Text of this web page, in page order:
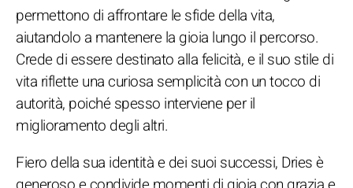
permettono di affrontare le sfide della vita,
aiutandolo a mantenere la gioia lungo il percorso.
Crede di essere destinato alla felicità, e il suo stile di
vita riflette una curiosa semplicità con un tocco di
autorità, poiché spesso interviene per il
miglioramento degli altri.
Fiero della sua identità e dei suoi successi, Dries è